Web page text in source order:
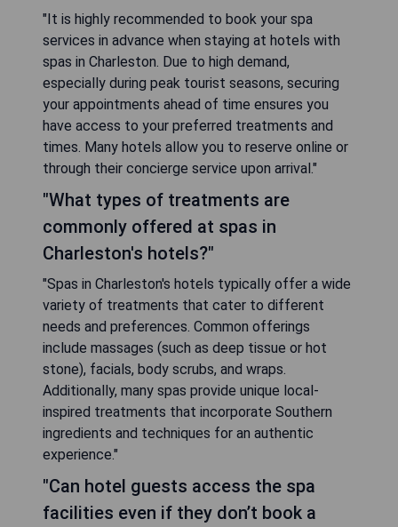
"It is highly recommended to book your spa
services in advance when staying at hotels with
spas in Charleston. Due to high demand,
especially during peak tourist seasons, securing
your appointments ahead of time ensures you
have access to your preferred treatments and
times. Many hotels allow you to reserve online or
through their concierge service upon arrival."
"What types of treatments are
commonly offered at spas in
Charleston's hotels?"
"Spas in Charleston's hotels typically offer a wide
variety of treatments that cater to different
needs and preferences. Common offerings
include massages (such as deep tissue or hot
stone), facials, body scrubs, and wraps.
Additionally, many spas provide unique local-
inspired treatments that incorporate Southern
ingredients and techniques for an authentic
experience."
"Can hotel guests access the spa
facilities even if they don’t book a